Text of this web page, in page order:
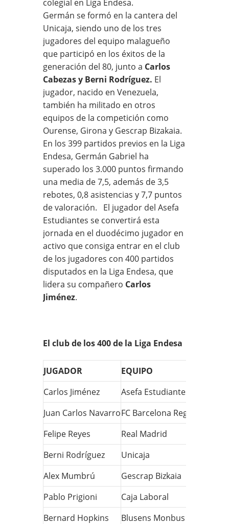
colegial en Liga Endesa.
Germán se formó en la cantera del
Unicaja, siendo uno de los tres
jugadores del equipo malagueño
que participó en los éxitos de la
generación del 80, junto a Carlos
Cabezas y Berni Rodríguez. El
jugador, nacido en Venezuela,
también ha militado en otros
equipos de la competición como
Ourense, Girona y Gescrap Bizakaia.
En los 399 partidos previos en la Liga
Endesa, Germán Gabriel ha
superado los 3.000 puntos firmando
una media de 7,5, además de 3,5
rebotes, 0,8 asistencias y 7,7 puntos
de valoración. El jugador del Asefa
Estudiantes se convertirá esta
jornada en el duodécimo jugador en
activo que consiga entrar en el club
de los jugadores con 400 partidos
disputados en la Liga Endesa, que
lidera su compañero Carlos
Jiménez.
El club de los 400 de la Liga Endesa
JUGADOR EQUIPO
Carlos Jiménez
Asefa Estudiantes
Juan Carlos NavarroFC Barcelona Regal
Felipe Reyes
Real Madrid
Berni Rodríguez
Unicaja
Alex Mumbrú
Gescrap Bizkaia
Pablo Prigioni
Caja Laboral
Bernard Hopkins
Blusens Monbus